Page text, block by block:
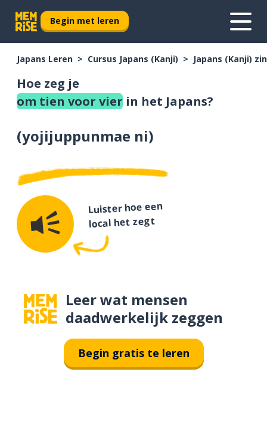
Begin met leren
Japans Leren Cursus Japans (Kanji) Japans (Kanji)
Hoe zeg je
om tien voor vier in het Japans?
(yojijuppunmae ni)
Luister hoe een
local het zegt
Leer wat mensen
daadwerkelijk zeggen
Begin gratis te leren